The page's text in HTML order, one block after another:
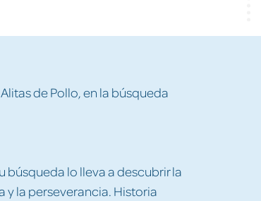
de Pollo, en la búsqueda
búsqueda lo lleva a descubrir la
la perseverancia. Historia